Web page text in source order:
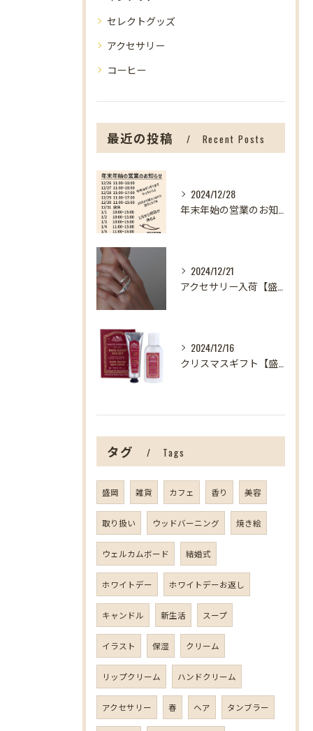
セレクトグッズ
アクセサリー
コーヒー
最近の投稿 Recent Posts
2024/12/28
2024/12/21
2024/12/16
タグ Tags
盛岡 雑貨 カフェ 香り 美容
取り扱い ウッドバーニング 焼き絵
ウェルカムボード 結婚式
ホワイトデー ホワイトデーお返し
キャンドル 新生活 スープ
イラスト 保湿 クリーム
リップクリーム ハンドクリーム
アクセサリー 春 ヘア タンブラー